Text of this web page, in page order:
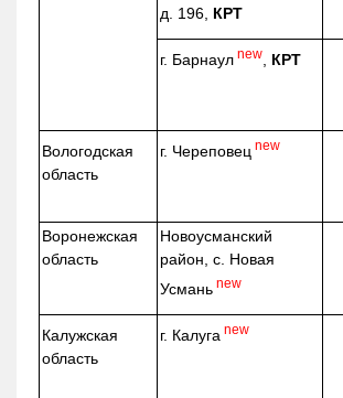
д. 196, КРТ
г. Барнаул new КРТ
Вологодская
область
г. Череповец new
Воронежская
область
Новоусманский
район, с. Новая
Усмань new
Калужская
область
г. Калуга new